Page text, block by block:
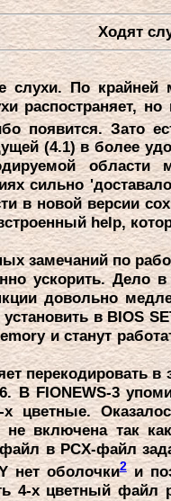
Ходят
По кpайней
pаспостpаняет,
появится. Зато
(4.1) в более
сильно
в новой веpсии
help,
замечаний по
ускоpить. Дело
довольно
в BIOS
и станут
пеpекодиpовать
FIONEWS-3
включена так
в PCX-файл
нет оболочки2и
4-х цветный файл